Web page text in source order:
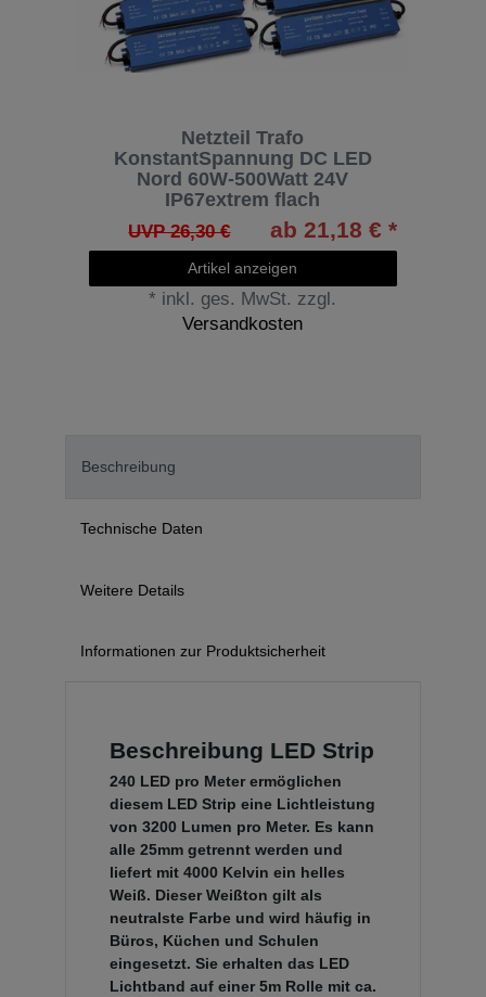
Netzteil Trafo
KonstantSpannung DC LED
Nord 60W-500Watt 24V
IP67extrem flach
UVP 26,30 € ab 21,18 € *
Artikel anzeigen
* inkl. ges. MwSt. zzgl.
Versandkosten
Beschreibung
Technische Daten
Weitere Details
Informationen zur Produktsicherheit
Beschreibung LED Strip
240 LED pro Meter ermöglichen
diesem LED Strip eine Lichtleistung
von 3200 Lumen pro Meter. Es kann
alle 25mm getrennt werden und
liefert mit 4000 Kelvin ein helles
Weiß. Dieser Weißton gilt als
neutralste Farbe und wird häufig in
Büros, Küchen und Schulen
eingesetzt. Sie erhalten das LED
Lichtband auf einer 5m Rolle mit ca.